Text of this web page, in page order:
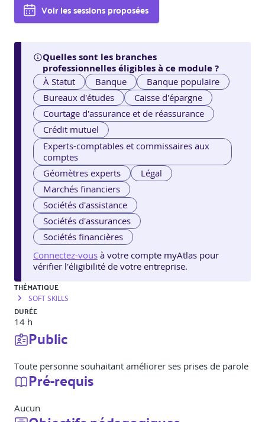
Voir les sessions proposées
Quelles sont les branches
professionnelles éligibles à ce module ?
À Statut Banque
Banque populaire
Bureaux d'études
Caisse d'épargne
Courtage d'assurance et de réassurance
Crédit mutuel
Experts-comptables et commissaires aux
comptes
Géomètres experts
Légal
Marchés financiers
Sociétés d'assistance
Sociétés d'assurances
Sociétés financières
Connectez-vous à votre compte myAtlas pour
vérifier l'éligibilité de votre entreprise.
THÉMATIQUE
SOFT SKILLS
DURÉE
14 h
Public
Toute personne souhaitant améliorer ses prises de parole
Pré-requis
Aucun